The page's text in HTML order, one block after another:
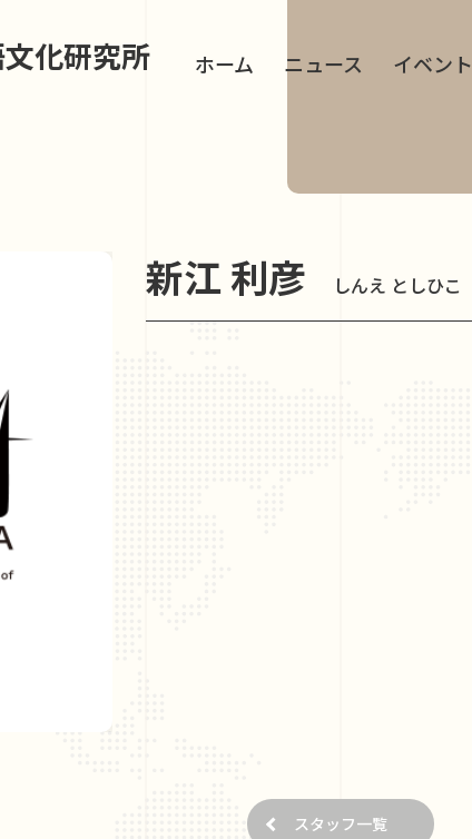
文化研究所 ホーム ニュース イベント
新江 利彦 しんえ としひこ
スタッフ一覧